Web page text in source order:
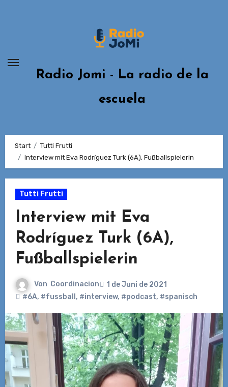
Radio Jomi - La radio de la
escuela
Start
Tutti Frutti
Interview mit Eva Rodríguez Turk (6A), Fußballspielerin
Tutti Frutti
Interview mit Eva
Rodríguez Turk (6A),
Fußballspielerin
Von Coordinacion
1 de Juni de 2021
#6A, #fussball , #interview, #podcast, #spanisch